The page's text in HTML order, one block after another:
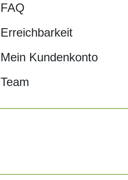
FAQ
Erreichbarkeit
Mein Kundenkonto
Team